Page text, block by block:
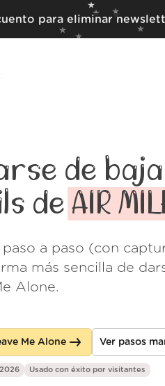
para eliminar
de
de AIR
a paso (con
más sencilla de
Alone.
Me Alone Ver pasos
Usado con éxito por visitantes